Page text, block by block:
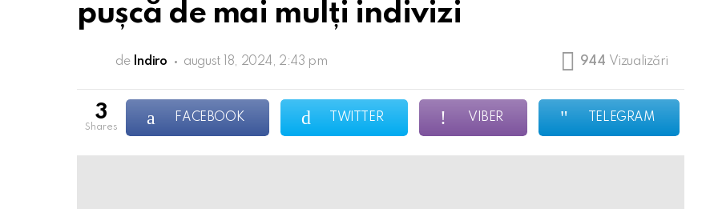
pușcă de mai mulți indivizi
de Indiro august 18, 2024, 2:43 pm 944 Vizualizări
3
shares
FACEBOOK TWITTER VIBER TELEGRAM